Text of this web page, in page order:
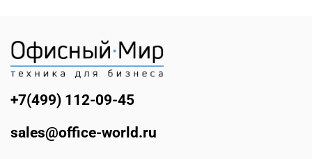
+7(499) 112-09-45
sales@office-world.ru